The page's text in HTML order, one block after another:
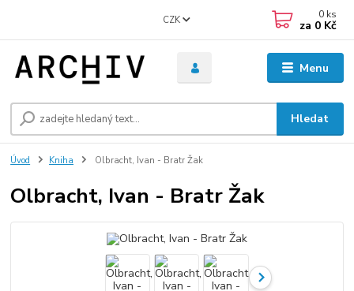
Menu
CZK
Hledat
0 ks
za 0 Kč
Úvod Kniha Olbracht, Ivan - Bratr Žak
Olbracht, Ivan - Bratr Žak